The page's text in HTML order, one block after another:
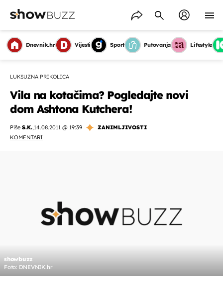
Dnevnik.hr Vijesti Sport Putovanja Lifestyle
LUKSUZNA PRIKOLICA
Vila na kotačima? Pogledajte novi
dom Ashtona Kutchera!
Piše S.K.,14.08.2011 @ 19:39
ZANIMLJIVOSTI
KOMENTARI
showbuzz
Foto: DNEVNIK.hr